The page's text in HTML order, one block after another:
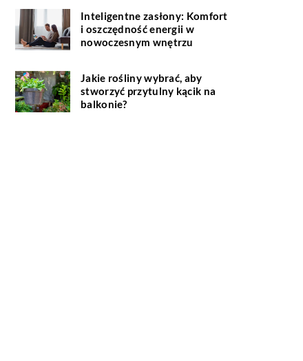
Inteligentne zasłony: Komfort
i oszczędność energii w
nowoczesnym wnętrzu
Jakie rośliny wybrać, aby
stworzyć przytulny kącik na
balkonie?